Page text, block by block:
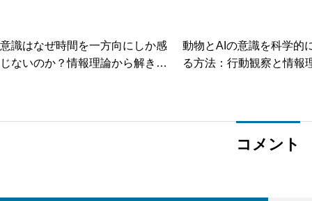
意識はなぜ時間を一方向にしか感
じないのか？情報理論から解き明
動物とAIの意識を科学的
る方法：行動観察と情報
コメント